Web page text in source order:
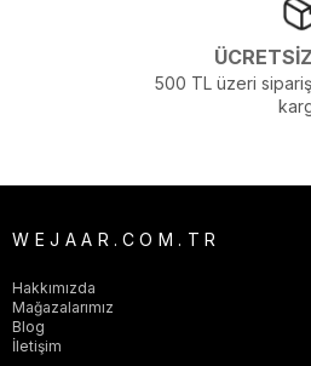
500 TL üzeri
WEJAAR.COM.TR
Hakkımızda
Mağazalarımız
Blog
İletişim